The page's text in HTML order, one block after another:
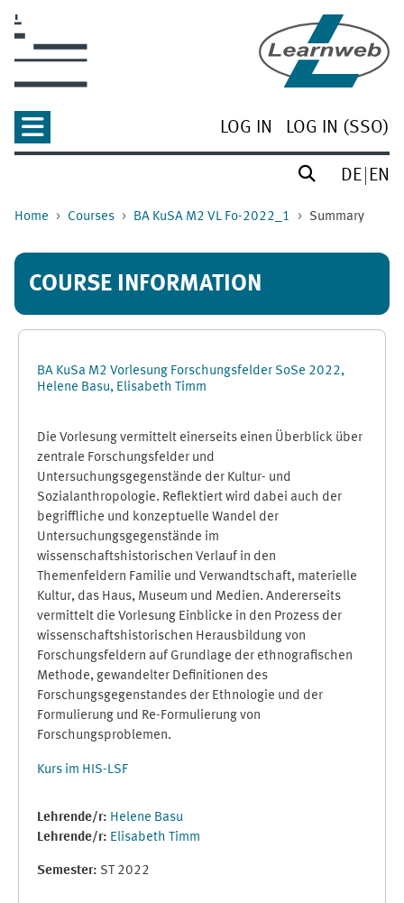
LOG IN LOG IN (SSO)
DE EN
Home Courses BA KuSA M2 VL Fo-2022_1 Summary
COURSE INFORMATION
BA KuSa M2 Vorlesung Forschungsfelder SoSe 2022,
Helene Basu, Elisabeth Timm
Die Vorlesung vermittelt einerseits einen Überblick über
zentrale Forschungsfelder und
Untersuchungsgegenstände der Kultur- und
Sozialanthropologie. Reflektiert wird dabei auch der
begriffliche und konzeptuelle Wandel der
Untersuchungsgegenstände im
wissenschaftshistorischen Verlauf in den
Themenfeldern Familie und Verwandtschaft, materielle
Kultur, das Haus, Museum und Medien. Andererseits
vermittelt die Vorlesung Einblicke in den Prozess der
wissenschaftshistorischen Herausbildung von
Forschungsfeldern auf Grundlage der ethnografischen
Methode, gewandelter Definitionen des
Forschungsgegenstandes der Ethnologie und der
Formulierung und Re-Formulierung von
Forschungsproblemen.
Kurs im HIS-LSF
Lehrende/r: Helene Basu
Lehrende/r: Elisabeth Timm
Semester: ST 2022